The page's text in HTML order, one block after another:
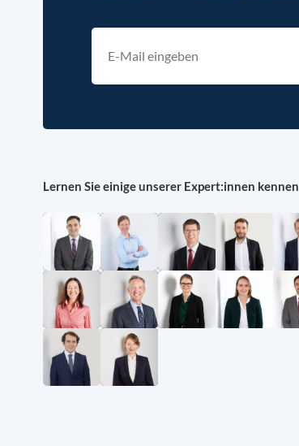
Lernen Sie einige unserer Expert:innen kennen